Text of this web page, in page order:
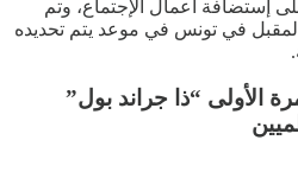
إستضافة أعمال الإجتماع، وتم
المقبل في تونس في موعد يتم تحديده
الأولى “ذا جراند بول”